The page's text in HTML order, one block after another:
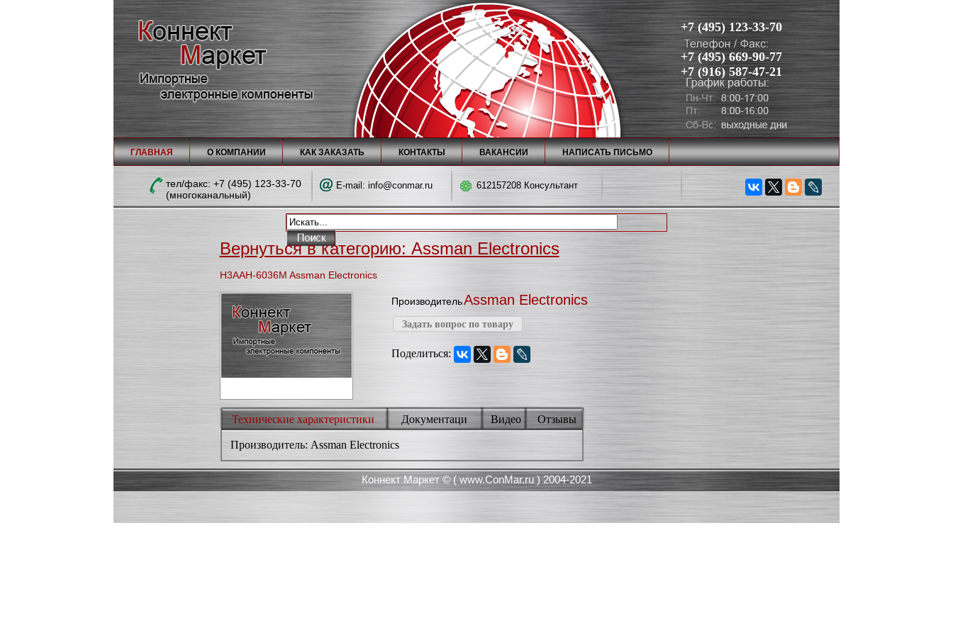
+7 (495) 123-33-70
+7 (495) 669-90-77
+7 (916) 587-47-21
ГЛАВНАЯ О КОМПАНИИ КАК ЗАКАЗАТЬ КОНТАКТЫ ВАКАНСИИ НАПИСАТЬ ПИСЬМО
тел/факc: +7 (495) 123-33-70
(многоканальный)
E-mail: info@conmar.ru 612157208 Консультант
Вернуться в категорию: Assman Electronics
H3AAH-6036M Assman Electronics
ПроизводительAssman Electronics
Задать вопрос по товару
Поделиться:
Технические характеристики Документаци Видео Отзывы
Производитель: Assman Electronics
Коннект Маркет © (www.ConMar.ru) 2004-2021